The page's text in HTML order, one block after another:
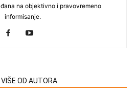
na objektivno i pravovremeno
informisanje.
VIŠE OD AUTORA